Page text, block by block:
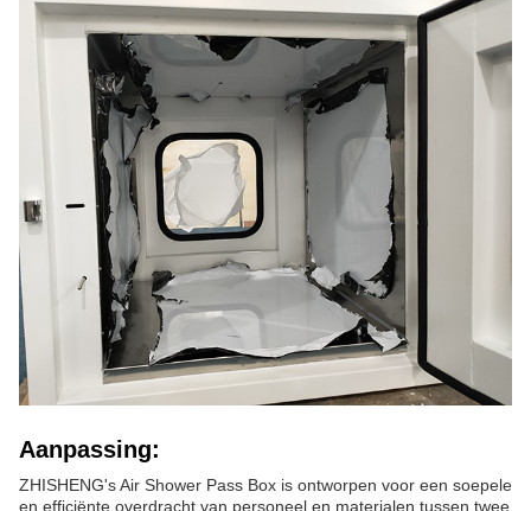
Aanpassing:
ZHISHENG's Air Shower Pass Box is ontworpen voor een soepele
en efficiënte overdracht van personeel en materialen tussen twee